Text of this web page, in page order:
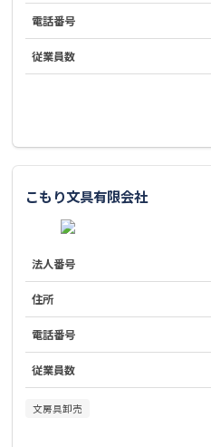
電話番号
従業員数
こもり文具有限会社
法人番号
住所
電話番号
従業員数
文房具卸売